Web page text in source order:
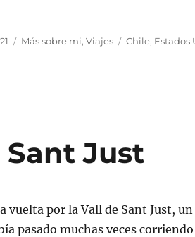
Más sobre mi,Viajes Chile, Estados
Sant Just
vuelta por la Vall de Sant Just,
pasado muchas veces